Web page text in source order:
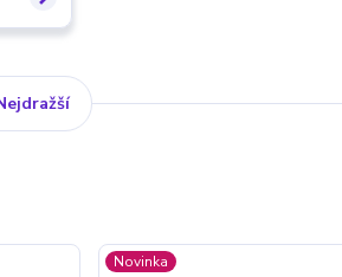
Novinka